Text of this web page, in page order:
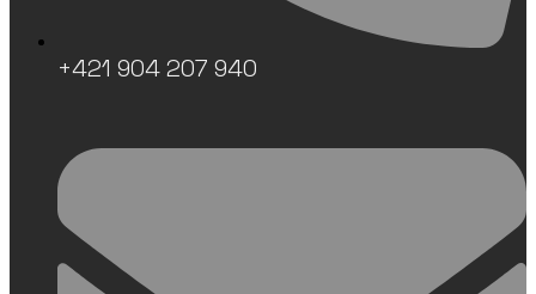
+421 904 207 940